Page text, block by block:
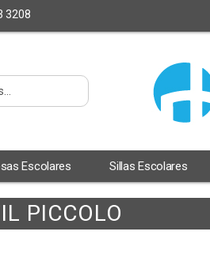
3208
Escolares Sillas Escolares
PICCOLO